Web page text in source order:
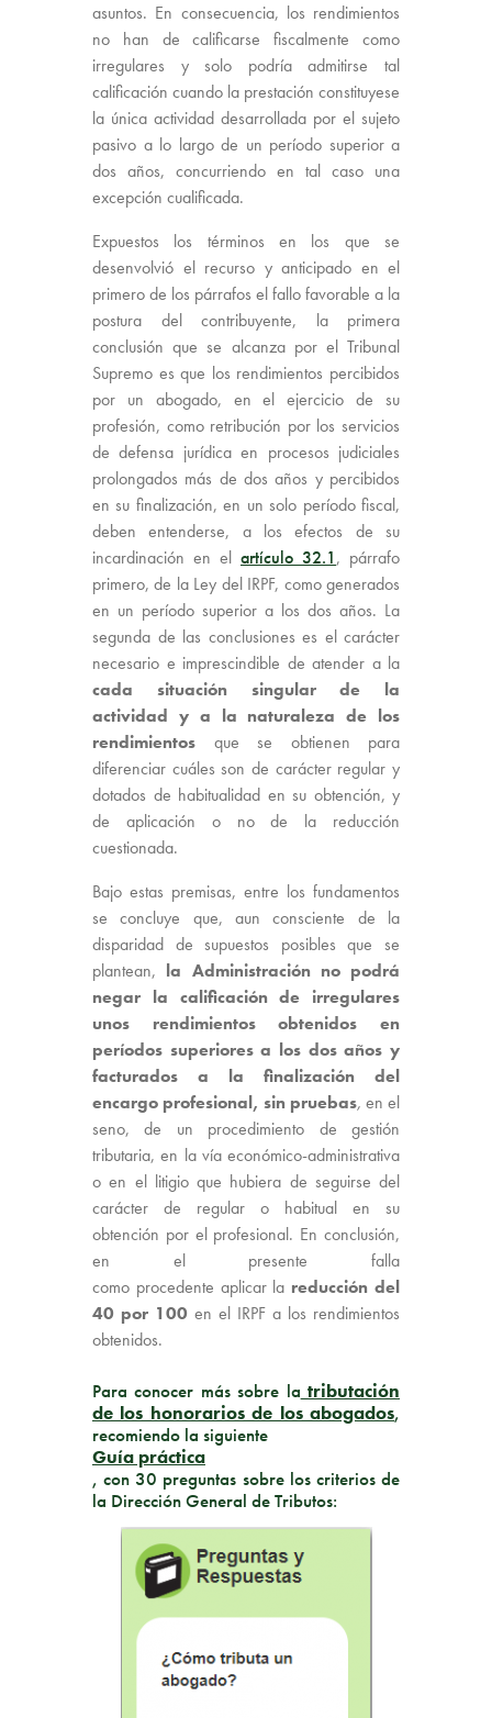
asuntos. En consecuencia, los rendimientos
no han de calificarse fiscalmente como
irregulares y solo podría admitirse tal
calificación cuando la prestación constituyese
la única actividad desarrollada por el sujeto
pasivo a lo largo de un período superior a
dos años, concurriendo en tal caso una
excepción cualificada.
Expuestos los términos en los que se
desenvolvió el recurso y anticipado en el
primero de los párrafos el fallo favorable a la
postura del contribuyente, la primera
conclusión que se alcanza por el Tribunal
Supremo es que los rendimientos percibidos
por un abogado, en el ejercicio de su
profesión, como retribución por los servicios
de defensa jurídica en procesos judiciales
prolongados más de dos años y percibidos
en su finalización, en un solo período fiscal,
deben entenderse, a los efectos de su
incardinación en el artículo 32.1, párrafo
primero, de la Ley del IRPF, como generados
en un período superior a los dos años. La
segunda de las conclusiones es el carácter
necesario e imprescindible de atender a la
cada situación singular de la
actividad y a la naturaleza de los
rendimientos que se obtienen para
diferenciar cuáles son de carácter regular y
dotados de habitualidad en su obtención, y
de aplicación o no de la reducción
cuestionada.
Bajo estas premisas, entre los fundamentos
se concluye que, aun consciente de la
disparidad de supuestos posibles que se
plantean, la Administración no podrá
negar la calificación de irregulares
unos rendimientos obtenidos en
períodos superiores a los dos años y
facturados a la finalización del
encargo profesional, sin pruebas, en el
seno, de un procedimiento de gestión
tributaria, en la vía económico-administrativa
o en el litigio que hubiera de seguirse del
carácter de regular o habitual en su
obtención por el profesional. En conclusión,
en el presente falla
como procedente aplicar la reducción del
40 por 100 en el IRPF a los rendimientos
obtenidos.
Para conocer más sobre la tributación
de los honorarios de los abogados,
recomiendo la siguiente
Guía práctica
, con 30 preguntas sobre los criterios de
la Dirección General de Tributos: